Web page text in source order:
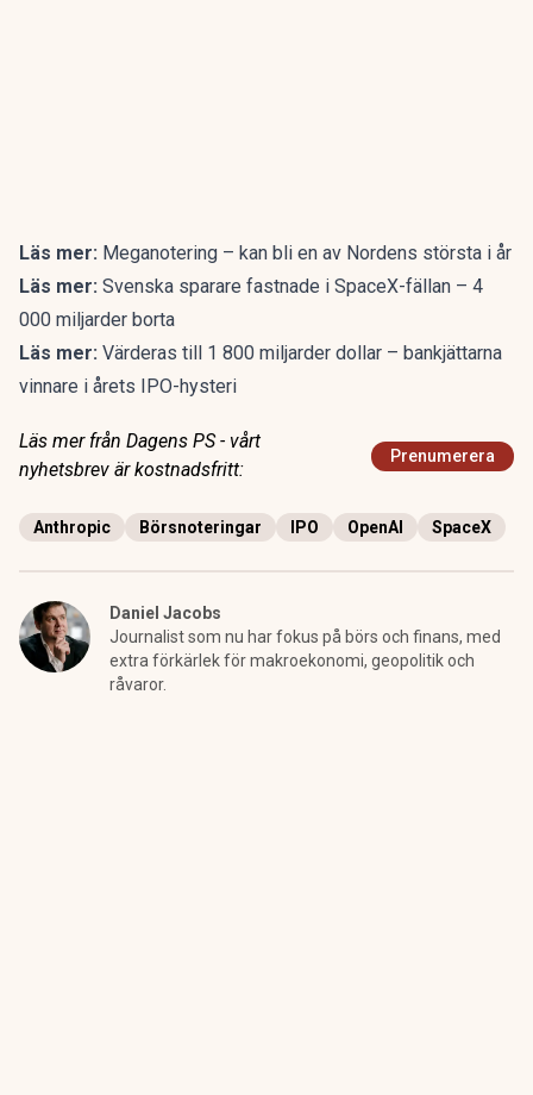
Läs mer: Meganotering – kan bli en av Nordens största i år
Läs mer: Svenska sparare fastnade i SpaceX-fällan – 4
000 miljarder borta
Läs mer: Värderas till 1 800 miljarder dollar – bankjättarna
vinnare i årets IPO-hysteri
Läs mer från Dagens PS - vårt
nyhetsbrev är kostnadsfritt:
Prenumerera
Anthropic Börsnoteringar IPO OpenAI SpaceX
Daniel Jacobs
Journalist som nu har fokus på börs och finans, med
extra förkärlek för makroekonomi, geopolitik och
råvaror.